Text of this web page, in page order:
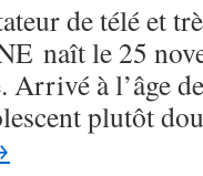
de télé et
naît le 25
Arrivé à l’âge
plutôt